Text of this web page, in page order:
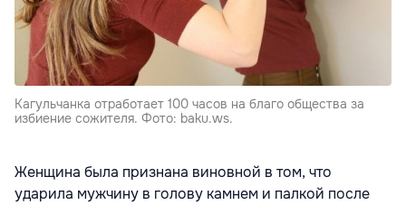
Кагульчанка отработает 100 часов на благо общества за
избиение сожителя. Фото: baku.ws.
Женщина была признана виновной в том, что
ударила мужчину в голову камнем и палкой после